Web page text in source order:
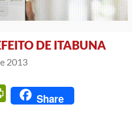
DE ITABUNA
2013
PrintFriendly
Share